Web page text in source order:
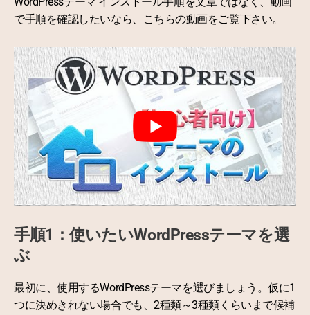
で手順を確認したいなら、こちらの動画をご覧下さい。
手順1：使いたいWordPressテーマを選
ぶ
最初に、使用するWordPressテーマを選びましょう。仮に1
つに決めきれない場合でも、2種類～3種類くらいまで候補